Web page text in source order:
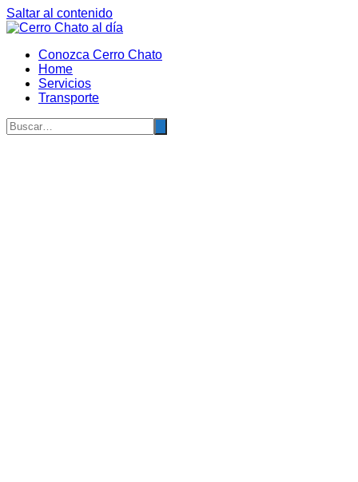
Saltar al contenido
Conozca Cerro Chato
Home
Servicios
Transporte